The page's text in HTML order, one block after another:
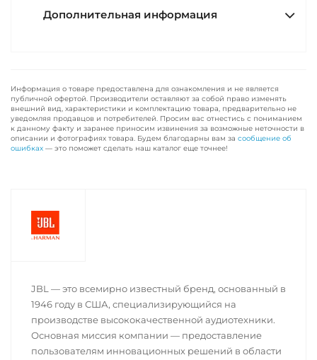
Дополнительная информация
Информация о товаре предоставлена для ознакомления и не является
публичной офертой. Производители оставляют за собой право изменять
внешний вид, характеристики и комплектацию товара, предварительно не
уведомляя продавцов и потребителей. Просим вас отнестись с пониманием
к данному факту и заранее приносим извинения за возможные неточности в
описании и фотографиях товара. Будем благодарны вам за сообщение об
ошибках — это поможет сделать наш каталог еще точнее!
JBL — это всемирно известный бренд, основанный в
1946 году в США, специализирующийся на
производстве высококачественной аудиотехники.
Основная миссия компании — предоставление
пользователям инновационных решений в области